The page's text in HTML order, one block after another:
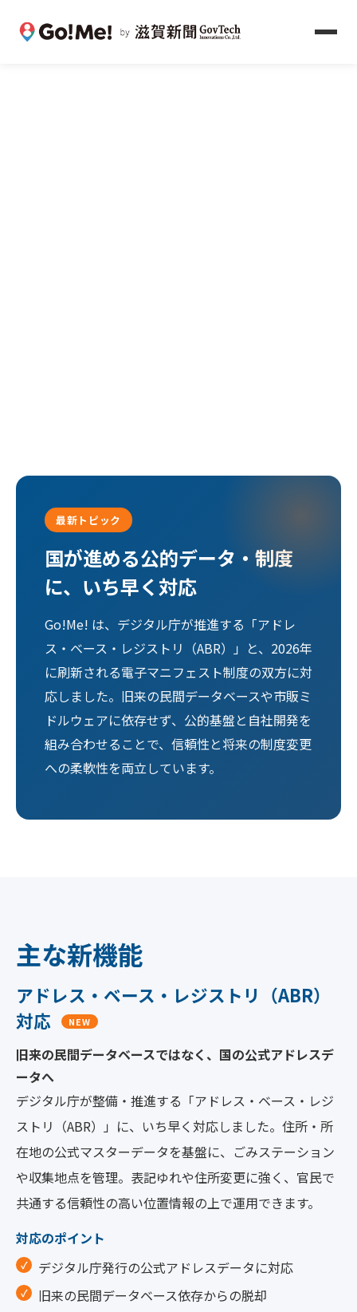
最新トピック
国が進める公的データ・制度
に、いち早く対応
Go!Me! は、デジタル庁が推進する「アドレ
ス・ベース・レジストリ（ABR）」と、2026年
に刷新される電子マニフェスト制度の双方に対
応しました。旧来の民間データベースや市販ミ
ドルウェアに依存せず、公的基盤と自社開発を
組み合わせることで、信頼性と将来の制度変更
への柔軟性を両立しています。
主な新機能
アドレス・ベース・レジストリ（ABR）
対応
NEW
旧来の民間データベースではなく、国の公式アドレスデ
ータへ
デジタル庁が整備・推進する「アドレス・ベース・レジ
ストリ（ABR）」に、いち早く対応しました。住所・所
在地の公式マスターデータを基盤に、ごみステーション
や収集地点を管理。表記ゆれや住所変更に強く、官民で
共通する信頼性の高い位置情報の上で運用できます。
対応のポイント
デジタル庁発行の公式アドレスデータに対応
旧来の民間データベース依存からの脱却